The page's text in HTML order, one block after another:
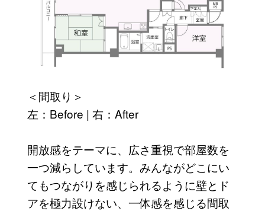
＜間取り＞
左：Before | 右：After
開放感をテーマに、広さ重視で部屋数を
一つ減らしています。みんながどこにい
てもつながりを感じられるように壁とド
アを極力設けない、一体感を感じる間取